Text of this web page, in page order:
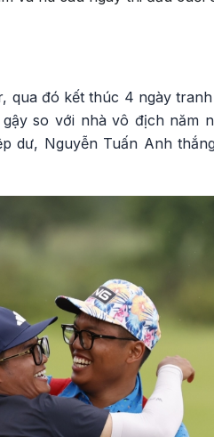
qua đó kết thúc 4 ngày
so với nhà vô địch năm
dư, Nguyễn Tuấn Anh